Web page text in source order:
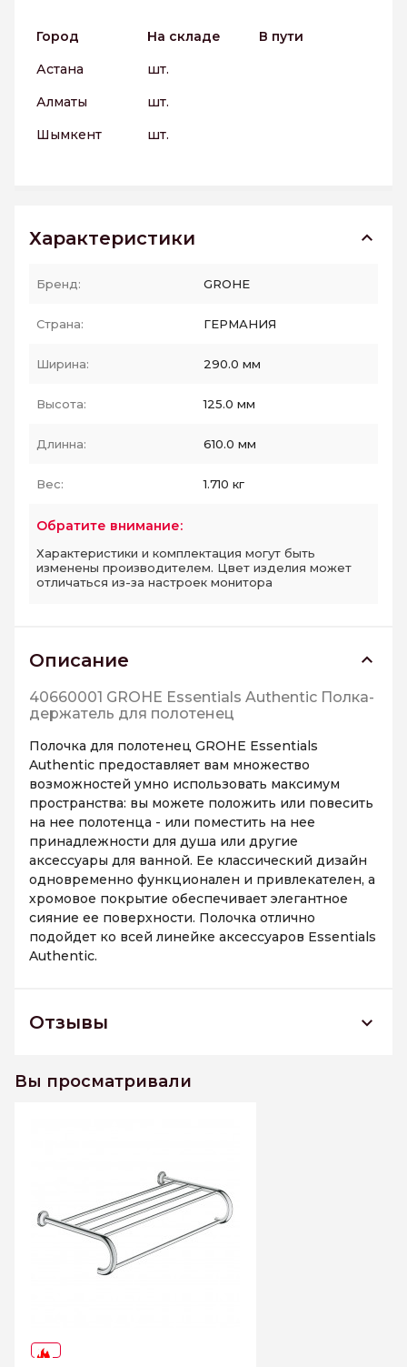
Город На складе
В пути
Астана
шт.
Алматы
шт.
Шымкент
шт.
Характеристики
Бренд: GROHE
Страна: ГЕРМАНИЯ
Ширина: 290.0 мм
Высота: 125.0 мм
Длинна: 610.0 мм
Вес: 1.710 кг
Обратите внимание:
Характеристики и комплектация могут быть
изменены производителем. Цвет изделия может
отличаться из-за настроек монитора
Описание
40660001 GROHE Essentials Authentic Полка-
держатель для полотенец
Полочка для полотенец GROHE Essentials
Authentic предоставляет вам множество
возможностей умно использовать максимум
пространства: вы можете положить или повесить
на нее полотенца - или поместить на нее
принадлежности для душа или другие
аксессуары для ванной. Ее классический дизайн
одновременно функционален и привлекателен, а
хромовое покрытие обеспечивает элегантное
сияние ее поверхности. Полочка отлично
подойдет ко всей линейке аксессуаров Essentials
Authentic.
Отзывы
держатель для полотенец
Вы просматривали